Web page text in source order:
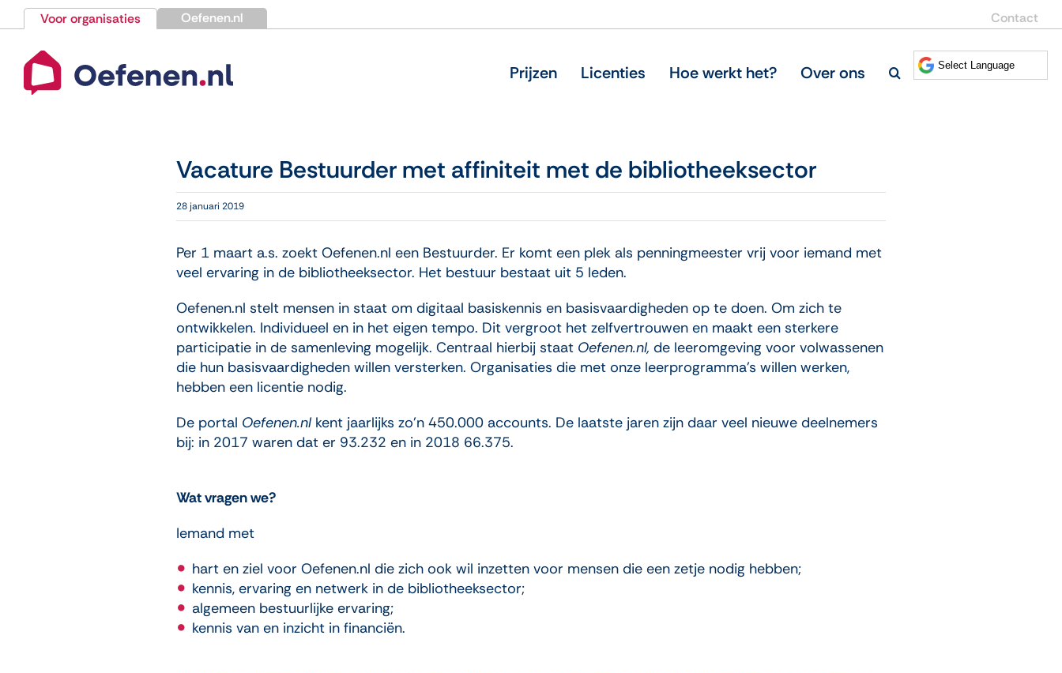
naar
inhoud
Voor organisaties Oefenen.nl Contact
Prijzen Licenties Hoe werkt het? Over ons
Vacature Bestuurder met affiniteit met de bibliotheeksector
28 januari 2019
Per 1 maart a.s. zoekt Oefenen.nl een Bestuurder. Er komt een plek als penningmeester vrij voor iemand met
veel ervaring in de bibliotheeksector. Het bestuur bestaat uit 5 leden.
Oefenen.nl stelt mensen in staat om digitaal basiskennis en basisvaardigheden op te doen. Om zich te
ontwikkelen. Individueel en in het eigen tempo. Dit vergroot het zelfvertrouwen en maakt een sterkere
participatie in de samenleving mogelijk. Centraal hierbij staat Oefenen.nl, de leeromgeving voor volwassenen
die hun basisvaardigheden willen versterken. Organisaties die met onze leerprogramma’s willen werken,
hebben een licentie nodig.
De portal Oefenen.nlkent jaarlijks zo’n 450.000 accounts. De laatste jaren zijn daar veel nieuwe deelnemers
bij: in 2017 waren dat er 93.232 en in 2018 66.375.
Wat vragen we?
Iemand met
hart en ziel voor Oefenen.nl die zich ook wil inzetten voor mensen die een zetje nodig hebben;
kennis, ervaring en netwerk in de bibliotheeksector;
algemeen bestuurlijke ervaring;
kennis van en inzicht in financiën.